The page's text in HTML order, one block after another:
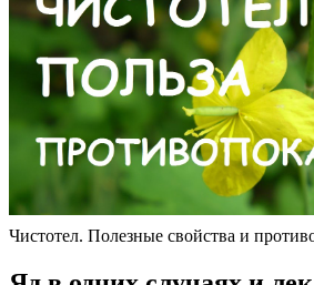
Чистотел. Полезные свойства и